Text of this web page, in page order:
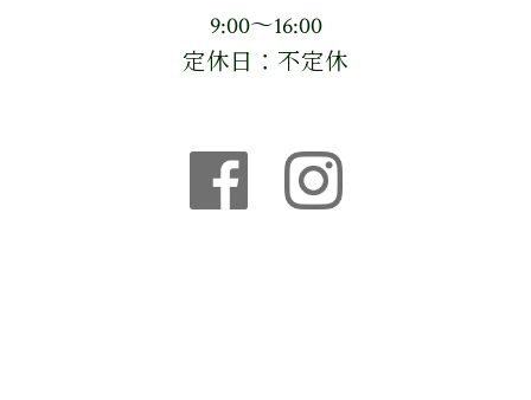
9:00〜16:00
定休日：不定休